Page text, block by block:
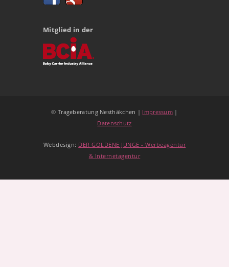
Mitglied in der
© Trageberatung Nesthäkchen | Impressum |
Datenschutz
Webdesign: DER GOLDENE JUNGE - Werbeagentur
& Internetagentur